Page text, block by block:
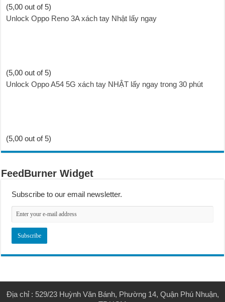
(5,00 out of 5)
Unlock Oppo Reno 3A xách tay Nhật lấy ngay
(5,00 out of 5)
Unlock Oppo A54 5G xách tay NHẬT lấy ngay trong 30 phút
(5,00 out of 5)
FeedBurner Widget
Subscribe to our email newsletter.
Địa chỉ : 529/23 Huỳnh Văn Bánh, Phường 14, Quận Phú Nhuận,